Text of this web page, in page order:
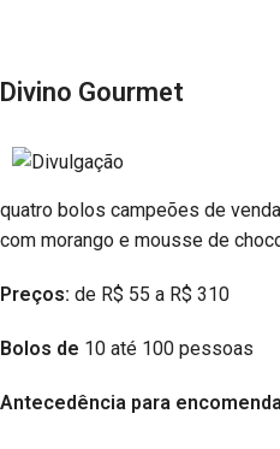
Divino Gourmet
quatro bolos campeões de
com morango e mousse de
Preços: de R$ 55 a R$ 310
Bolos de 10 até 100 pessoas
Antecedência para